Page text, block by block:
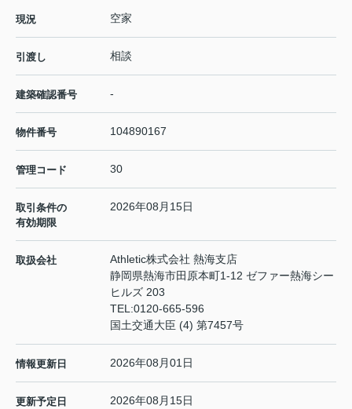
現況 空家
引渡し 相談
建築確認番号 -
物件番号 104890167
管理コード 30
取引条件の
有効期限
2026年08月15日
取扱会社
Athletic株式会社 熱海支店
静岡県熱海市田原本町1-12 ゼファー熱海シー
ヒルズ 203
TEL:0120-665-596
国土交通大臣 (4) 第7457号
情報更新日 2026年08月01日
更新予定日 2026年08月15日